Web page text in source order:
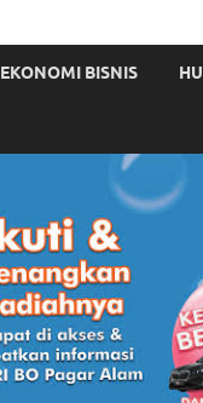
EKONOMI BISNIS